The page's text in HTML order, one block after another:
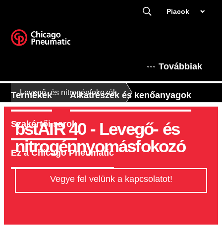
Piacok
Továbbiak
Termékek Alkatrészek és kenőanyagok
Szakértői sarok
Ez a Chicago Pneumatic
Levegő- és nitrogénfokozók
bstAIR 40 - Levegő- és
nitrogénnyomásfokozó
Vegye fel velünk a kapcsolatot!